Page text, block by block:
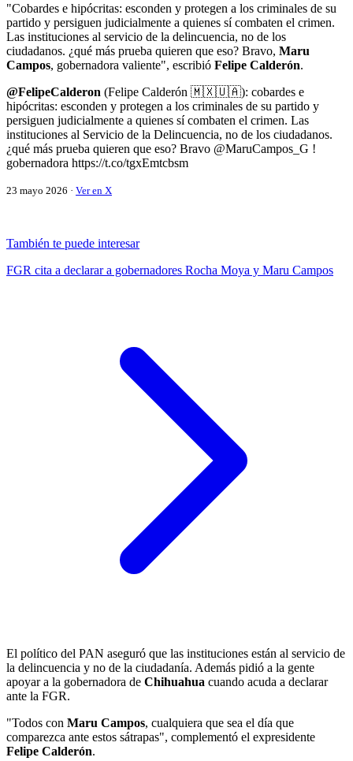
"Cobardes e hipócritas: esconden y protegen a los criminales de su
partido y persiguen judicialmente a quienes sí combaten el crimen.
Las instituciones al servicio de la delincuencia, no de los
ciudadanos. ¿qué más prueba quieren que eso? Bravo, Maru
Campos, gobernadora valiente", escribió Felipe Calderón.
@FelipeCalderon (Felipe Calderón 🇲🇽🇺🇦): cobardes e
hipócritas: esconden y protegen a los criminales de su partido y
persiguen judicialmente a quienes sí combaten el crimen. Las
instituciones al Servicio de la Delincuencia, no de los ciudadanos.
¿qué más prueba quieren que eso? Bravo @MaruCampos_G !
gobernadora https://t.co/tgxEmtcbsm
23 mayo 2026 · Ver en X
También te puede interesar
FGR cita a declarar a gobernadores Rocha Moya y Maru Campos
El político del PAN aseguró que las instituciones están al servicio de
la delincuencia y no de la ciudadanía. Además pidió a la gente
apoyar a la gobernadora de Chihuahua cuando acuda a declarar
ante la FGR.
"Todos con Maru Campos, cualquiera que sea el día que
comparezca ante estos sátrapas", complementó el expresidente
Felipe Calderón.